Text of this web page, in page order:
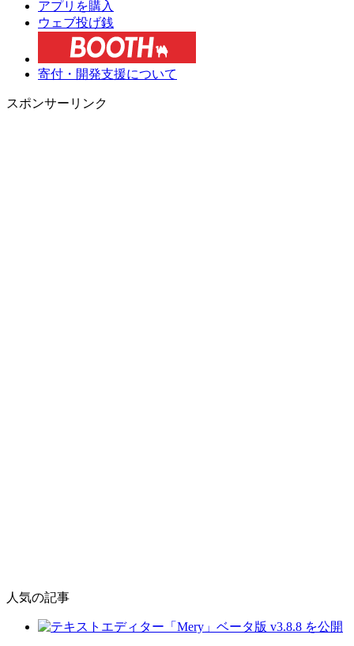
アプリを購入
ウェブ投げ銭
寄付・開発支援について
スポンサーリンク
人気の記事